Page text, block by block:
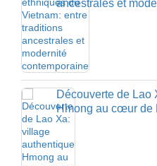
ancestrales et
Découverte de Lao
Hmong au cœur de